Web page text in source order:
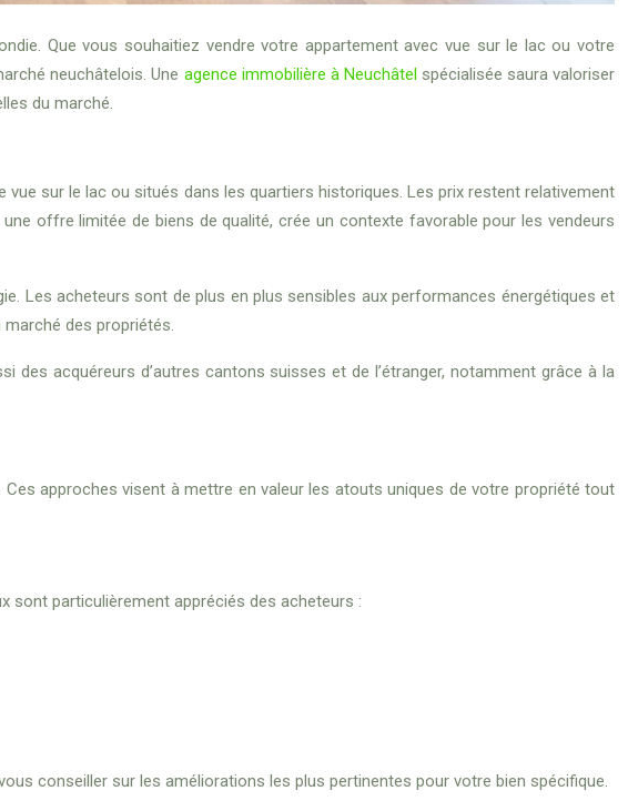
Que vous souhaitiez vendre votre appartement avec vue sur le lac ou votre
neuchâtelois. Une agence immobilière à Neuchâtel spécialisée saura valoriser
du marché.
sur le lac ou situés dans les quartiers historiques. Les prix restent relativement
offre limitée de biens de qualité, crée un contexte favorable pour les vendeurs
Les acheteurs sont de plus en plus sensibles aux performances énergétiques et
des propriétés.
acquéreurs d’autres cantons suisses et de l’étranger, notamment grâce à la
approches visent à mettre en valeur les atouts uniques de votre propriété tout
sont particulièrement appréciés des acheteurs :
conseiller sur les améliorations les plus pertinentes pour votre bien spécifique.